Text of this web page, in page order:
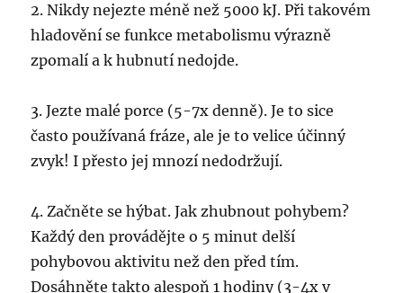
2. Nikdy nejezte méně než 5000 kJ. Při takovém
hladovění se funkce metabolismu výrazně
zpomalí a k hubnutí nedojde.
3. Jezte malé porce (5-7x denně). Je to sice
často používaná fráze, ale je to velice účinný
zvyk! I přesto jej mnozí nedodržují.
4. Začněte se hýbat. Jak zhubnout pohybem?
Každý den provádějte o 5 minut delší
pohybovou aktivitu než den před tím.
Dosáhněte takto alespoň 1 hodiny (3-4x v